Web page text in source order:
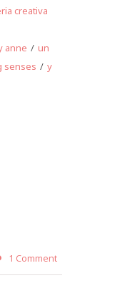
creativa
anne / un
senses / y
1 Comment